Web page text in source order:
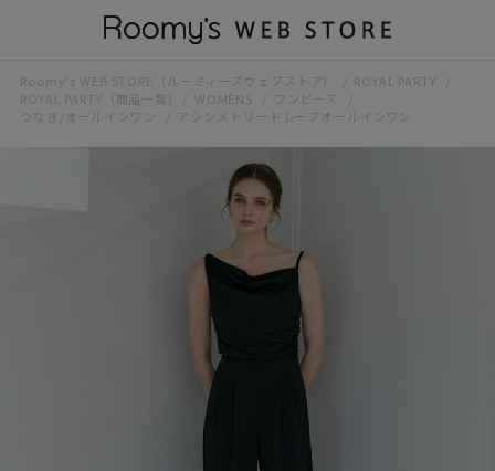
Roomy’s WEB STORE（ルーミィーズウェブストア）
ROYAL PARTY
ROYAL PARTY（商品一覧)
WOMENS
ワンピース
つなぎ/オールインワン
アシンメトリードレープオールインワン